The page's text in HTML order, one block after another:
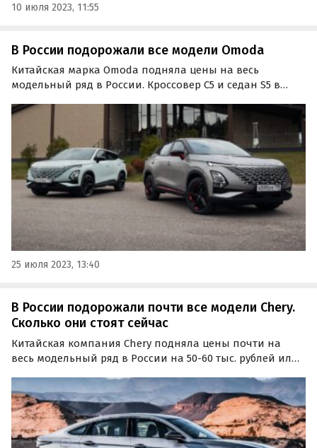
10 июля 2023, 11:55
В России подорожали все модели Omoda
Китайская марка Omoda подняла цены на весь
модельный ряд в России. Кроссовер C5 и седан S5 в
этом сообщают «Автоновости дня» со ссылкой на
данные собственного мониторинга прайс-листов
бренда.
25 июля 2023, 13:40
В России подорожали почти все модели Chery.
Сколько они стоят сейчас
Китайская компания Chery подняла цены почти на
весь модельный ряд в России на 50-60 тыс. рублей или
ссылкой на данные собственного мониторинга.